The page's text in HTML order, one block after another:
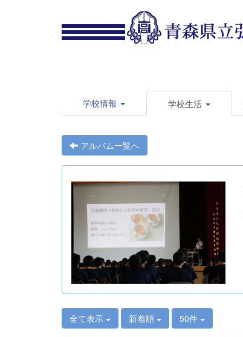
学校情報 学校生活
アルバム一覧へ
全て表示 新着順 50件